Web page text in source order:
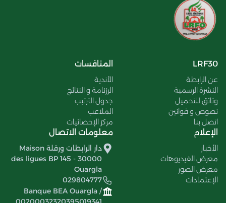
LRF30
عن الرابطة
النشرة الرسمية
وثائق للتحميل
نصوص و قوانين
اتصل بنا
المنافسات
الأندية
الرزنامة و النتائج
جدول الترتيب
الملاعب
مركز الإحصائيات
الإعلام
الأخبار
معرض الفيديوهات
معرض الصور
الإعتمادات
معلومات الاتصال
دار الرابطات ورقلة Maison
des ligues BP 145 - 30000
Ouargla
029804777
Banque BEA Ouargla /